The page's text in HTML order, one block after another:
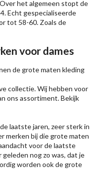
het algemeen stopt de
Echt gespecialiseerde
tot 58-60. Zoals de
voor dames
de grote maten kleding
collectie. Wij hebben voor
ons assortiment. Bekijk
laatste jaren, zeer sterk in
merken bij die grote maten
voor de laatste
nog zo was, dat je
worden ook de grote